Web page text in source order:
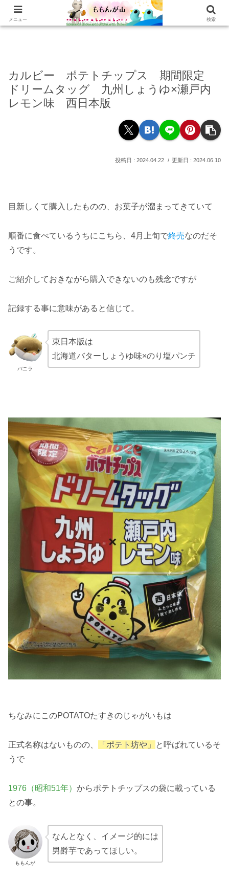
ホーム 乳がんの話
乳がん記録
おかわり
もぐもぐ 読書記録
カルビー ポテトチップス 期間限定
ドリームタッグ 九州しょうゆ×瀬戸内
レモン味 西日本版
2024.04.22 2024.06.10
目新しくて購入したものの、お菓子が溜まってきていて
順番に食べているうちにこちら、4月上旬で終売なのだそ
うです。
ご紹介しておきながら購入できないのも残念ですが
記録する事に意味があると信じて。
バニラ
東日本版は
北海道バターしょうゆ味×のり塩パンチ
ちなみにこのPOTATOたすきのじゃがいもは
正式名称はないものの、 「ポテト坊や」
と呼ばれているそ
うで
1976（昭和51年） からポテトチップスの袋に載っている
との事。
ももんが
なんとなく、イメージ的には
男爵芋であってほしい。
メニュー 検索